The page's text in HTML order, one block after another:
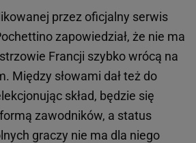
przez oficjalny serwis
zapowiedział, że nie ma
Francji szybko wrócą na
Między słowami dał też do
skład, będzie się
zawodników, a status
graczy nie ma dla niego